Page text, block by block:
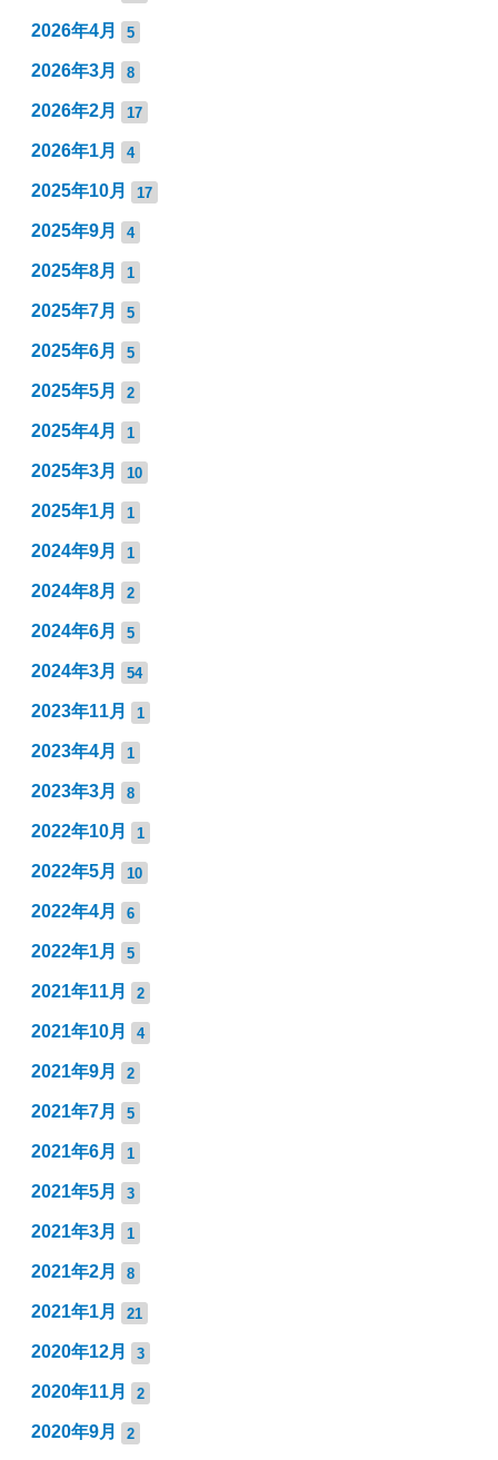
2026年4月 5
2026年3月 8
2026年2月 17
2026年1月 4
2025年10月 17
2025年9月 4
2025年8月 1
2025年7月 5
2025年6月 5
2025年5月 2
2025年4月 1
2025年3月 10
2025年1月 1
2024年9月 1
2024年8月 2
2024年6月 5
2024年3月 54
2023年11月 1
2023年4月 1
2023年3月 8
2022年10月 1
2022年5月 10
2022年4月 6
2022年1月 5
2021年11月 2
2021年10月 4
2021年9月 2
2021年7月 5
2021年6月 1
2021年5月 3
2021年3月 1
2021年2月 8
2021年1月 21
2020年12月 3
2020年11月 2
2020年9月 2